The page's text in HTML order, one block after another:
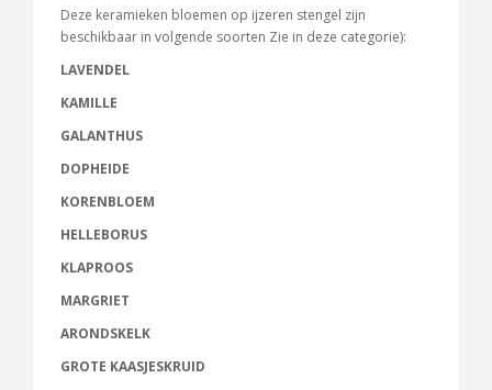
Deze keramieken bloemen op ijzeren stengel zijn
beschikbaar in volgende soorten Zie in deze categorie):
LAVENDEL
KAMILLE
GALANTHUS
DOPHEIDE
KORENBLOEM
HELLEBORUS
KLAPROOS
MARGRIET
ARONDSKELK
GROTE KAASJESKRUID